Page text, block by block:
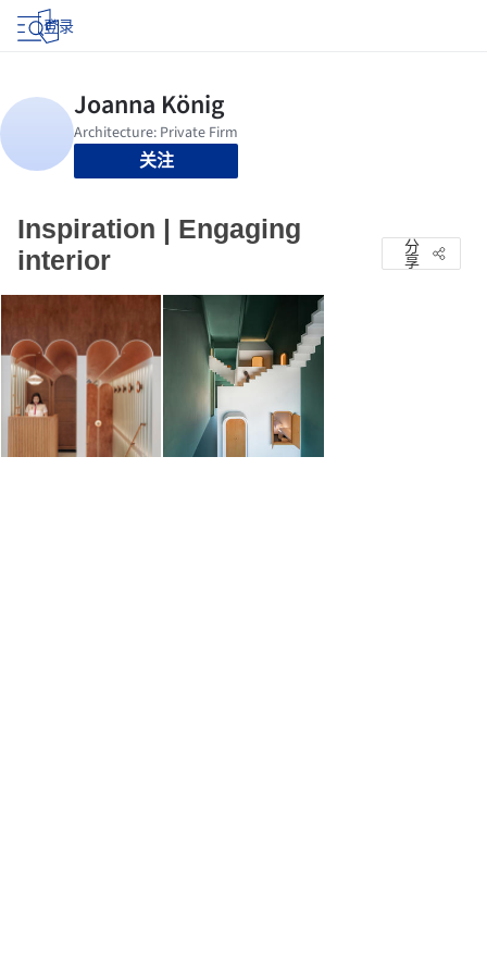
登录
关注
Inspiration | Engaging
interior
分
享